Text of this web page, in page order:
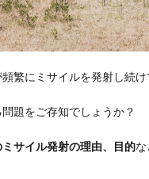
繁にミサイルを発射し続け
題をご存知でしょうか？
サイル発射の理由、目的